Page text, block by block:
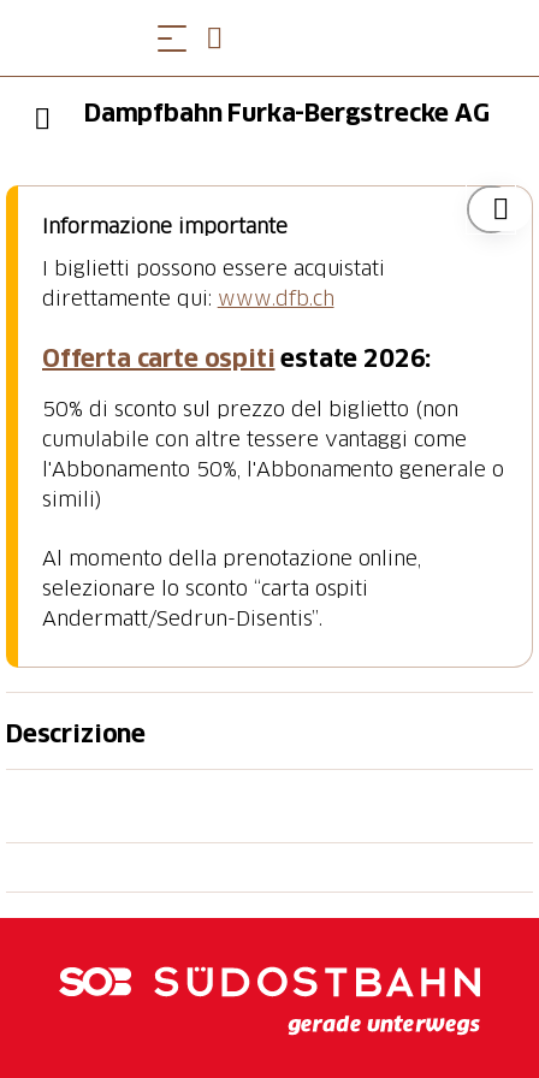
Dampfbahn Furka-Bergstrecke AG
Informazione importante
I biglietti possono essere acquistati
direttamente qui: www.dfb.ch
Offerta carte ospiti estate 2026:
50% di sconto sul prezzo del biglietto (non
cumulabile con altre tessere vantaggi come
l'Abbonamento 50%, l'Abbonamento generale o
simili)
Al momento della prenotazione online,
selezionare lo sconto “carta ospiti
Andermatt/Sedrun-Disentis”.
Descrizione
collegamento ferroviario concessionario su una tratta
di quasi 18 chilometri tra Realp, nel Cantone di Uri, e
attraversa una zona delle Alpi svizzere in gran parte
incontaminata e in parte difficilmente accessibile. Si
snoda attraverso gole selvagge e lungo ripidi pendii